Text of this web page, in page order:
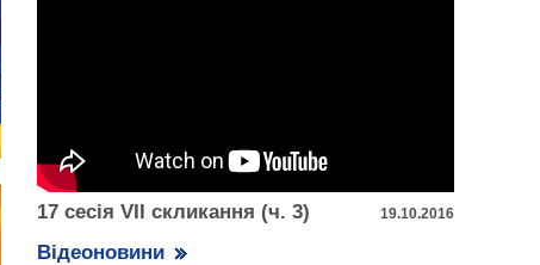
17 сесія VІІ скликання (ч. 3) 19.10.2016
Відеоновини